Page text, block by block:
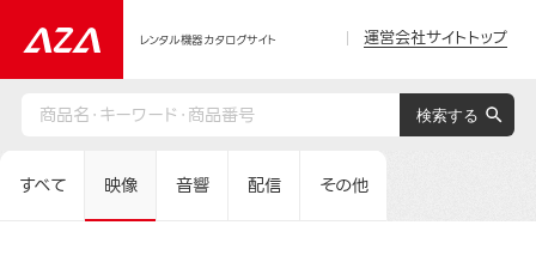
レンタル機器カタログサイト 運営会社サイトトップ
すべて 映像 音響 配信 その他